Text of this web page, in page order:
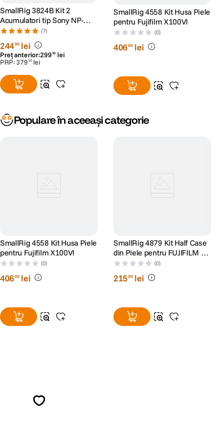
SmallRig 3824B Kit 2
Acumulatori tip Sony NP-
FZ100 si Incarcator
(7)
24490 lei
Preț anterior:299 90 lei
PRP:379 90 lei
SmallRig 4558 Kit Husa Piele
pentru Fujifilm X100VI
(0)
40600 lei
Populare în aceeași categorie
SmallRig 4558 Kit Husa Piele
pentru Fujifilm X100VI
(0)
40600 lei
SmallRig 4879 Kit Half Case
din Piele pentru FUJIFILM X-
M5 Negru
(0)
21500 lei